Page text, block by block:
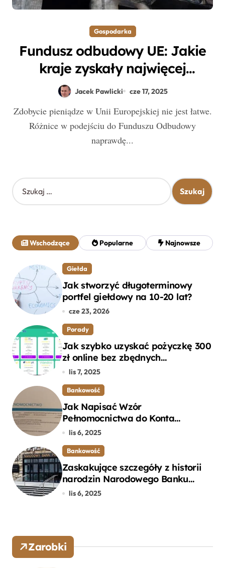
Gospodarka
Fundusz odbudowy UE: Jakie
kraje zyskały najwięcej
wsparcia finansowego?
Jacek Pawlicki cze 17, 2025
Zdobycie pieniądze w Unii Europejskiej nie jest łatwe.
Różnice w podejściu do Funduszu Odbudowy
naprawdę...
S
z
j
:
Wschodzące Popularne Najnowsze
Giełda
Jak stworzyć długoterminowy
portfel giełdowy na 10-20 lat?
cze 23, 2026
Porady
Jak szybko uzyskać pożyczkę 300
zł online bez zbędnych
formalności?
lis 7, 2025
Bankowość
Jak Napisać Wzór
Pełnomocnictwa do Konta
Bankowego – Praktyczny
lis 6, 2025
Bankowość
Zaskakujące szczegóły z historii
narodzin Narodowego Banku
Polskiego, o których mogłeś nie
lis 6, 2025
Zarobki